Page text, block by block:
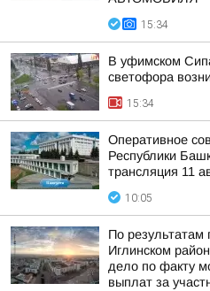
15:34
В уфимском
светофора
15:34
Оперативное
Республики
трансляция 11
10:05
По результатам
Иглинском
дело по факту
выплат за